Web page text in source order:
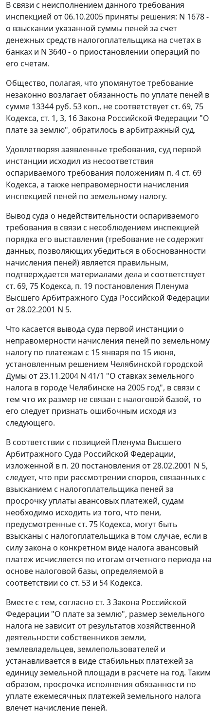
В связи с неисполнением данного требования
инспекцией от 06.10.2005 приняты решения: N 1678 -
о взыскании указанной суммы пеней за счет
денежных средств налогоплательщика на счетах в
банках и N 3640 - о приостановлении операций по
его счетам.
Общество, полагая, что упомянутое требование
незаконно возлагает обязанность по уплате пеней в
сумме 13344 руб. 53 коп., не соответствует ст. 69, 75
Кодекса, ст. 1, 3, 16Закона Российской Федерации "О
плате за землю", обратилось в арбитражный суд.
Удовлетворяя заявленные требования, суд первой
инстанции исходил из несоответствия
оспариваемого требования положениям п. 4 ст. 69
Кодекса, а также неправомерности начисления
инспекцией пеней по земельному налогу.
Вывод суда о недействительности оспариваемого
требования в связи с несоблюдением инспекцией
порядка его выставления (требование не содержит
данных, позволяющих убедиться в обоснованности
начисления пеней) является правильным,
подтверждается материалами дела и соответствует
ст. 69, 75 Кодекса, п. 19 постановления Пленума
Высшего Арбитражного Суда Российской Федерации
от 28.02.2001 N 5.
Что касается вывода суда первой инстанции о
неправомерности начисления пеней по земельному
налогу по платежам с 15 января по 15 июня,
установленным решением Челябинской городской
Думы от 23.11.2004 N 41/1 "О ставках земельного
налога в городе Челябинске на 2005 год", в связи с
тем что их размер не связан с налоговой базой, то
его следует признать ошибочным исходя из
следующего.
В соответствии с позицией Пленума Высшего
Арбитражного Суда Российской Федерации,
изложенной в п. 20 постановления от 28.02.2001 N 5,
следует, что при рассмотрении споров, связанных с
взысканием с налогоплательщика пеней за
просрочку уплаты авансовых платежей, судам
необходимо исходить из того, что пени,
предусмотренные ст. 75 Кодекса, могут быть
взысканы с налогоплательщика в том случае, если в
силу закона о конкретном виде налога авансовый
платеж исчисляется по итогам отчетного периода на
основе налоговой базы, определяемой в
соответствии со ст. 53 и 54 Кодекса.
Вместе с тем, согласно ст. 3Закона Российской
Федерации "О плате за землю", размер земельного
налога не зависит от результатов хозяйственной
деятельности собственников земли,
землевладельцев, землепользователей и
устанавливается в виде стабильных платежей за
единицу земельной площади в расчете на год. Таким
образом, просрочка исполнения обязанности по
уплате ежемесячных платежей земельного налога
влечет начисление пеней.